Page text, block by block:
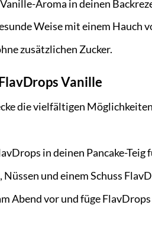
Aroma in deinen
Weise mit einem Hauch
zusätzlichen Zucker.
Vanille
die vielfältigen
in deinen Pancake-
und einem Schuss
Abend vor und füge